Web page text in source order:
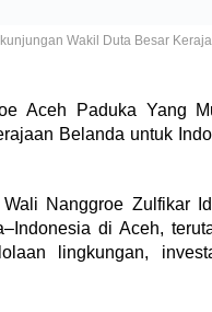
Wakil Duta Besar
Aceh Paduka Yang
Belanda untuk
Nanggroe Zulfikar
di Aceh,
lingkungan,